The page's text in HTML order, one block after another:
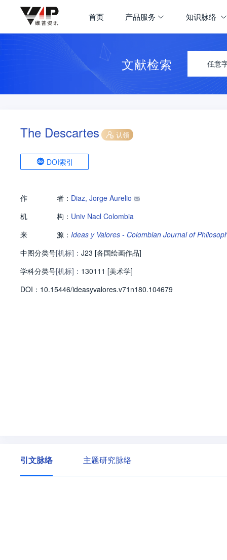
首页 产品服务 知识脉络
文献检索 任意
The Descartes 认领
DOI索引
作 者： Diaz, Jorge Aurelio
机
构： Univ Nacl Colombia
来
源： Ideas y Valores - Colombian Journal of
中图分类号[机标]： J23 [各国绘画作品]
学科分类号[机标]： 130111 [美术学]
DOI： 10.15446/ideasyvalores.v71n180.104679
引文脉络 主题研究脉络